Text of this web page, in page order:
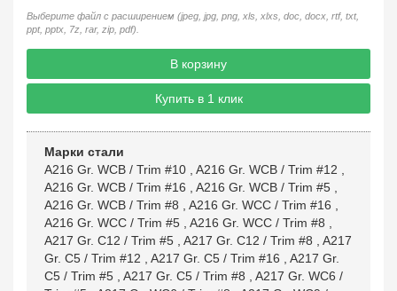
Выберите файл с расширением (jpeg, jpg, png, xls, xlxs, doc, docx, rtf, txt,
ppt, pptx, 7z, rar, zip, pdf).
В корзину
Купить в 1 клик
Марки стали
A216 Gr. WCB / Trim #10
A216 Gr. WCB / Trim #12
A216 Gr. WCB / Trim #16
A216 Gr. WCB / Trim #5
A216 Gr. WCB / Trim #8
A216 Gr. WCC / Trim #16
A216 Gr. WCC / Trim #5
A216 Gr. WCC / Trim #8
A217 Gr. C12 / Trim #5
A217 Gr. C12 / Trim #8
A217
Gr. C5 / Trim #12
A217 Gr. C5 / Trim #16
A217 Gr.
C5 / Trim #5
A217 Gr. C5 / Trim #8
A217 Gr. WC6 /